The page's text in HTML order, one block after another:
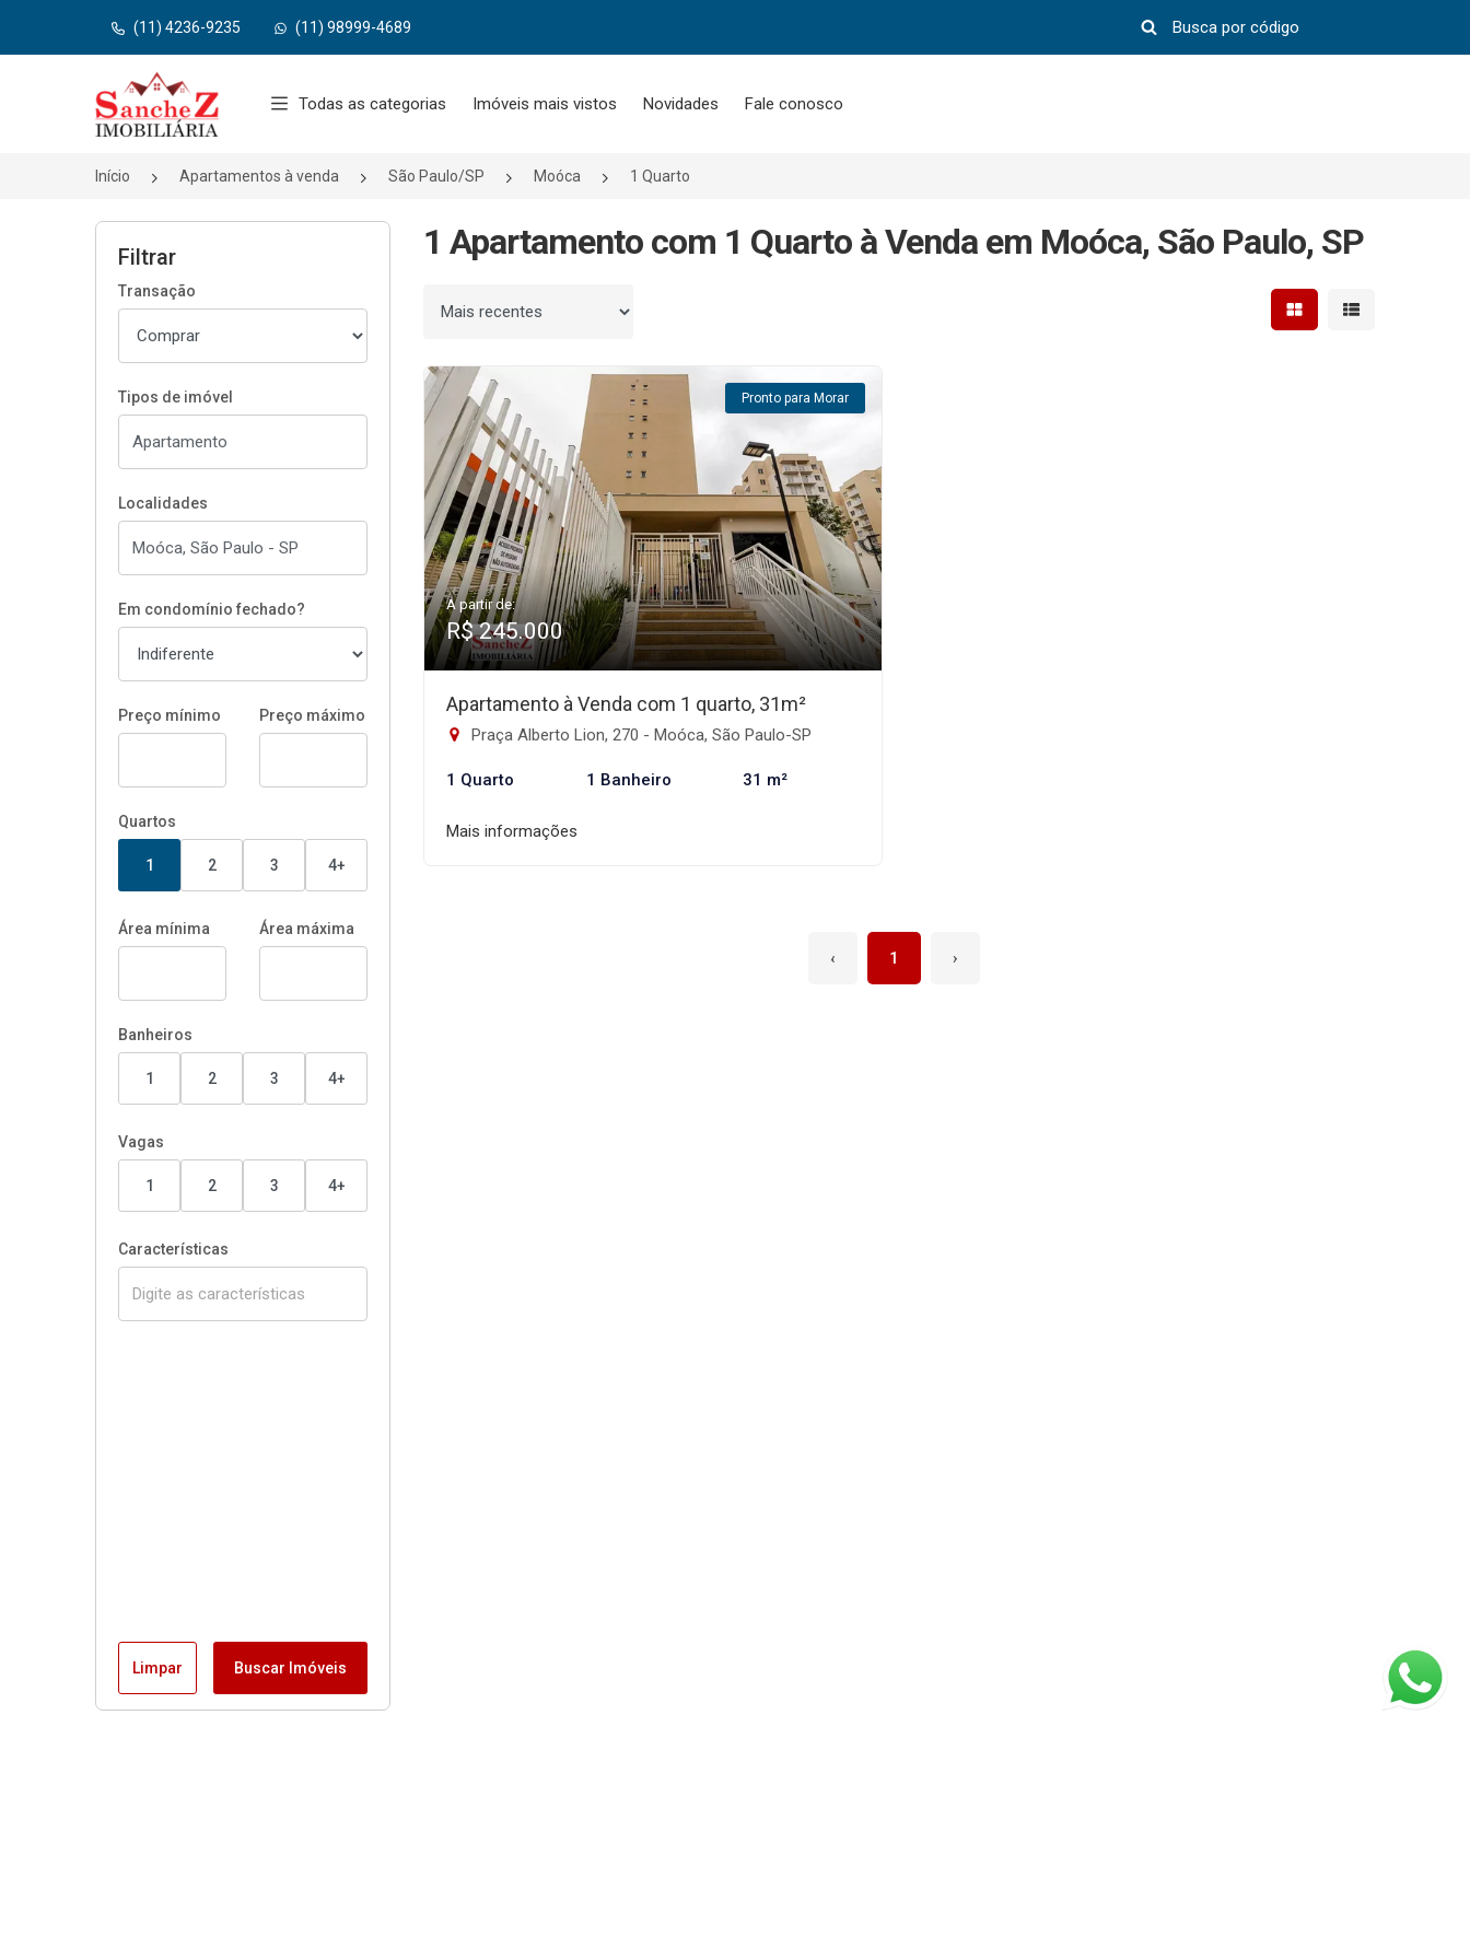
(11) 4236-9235 (11) 98999-4689
Página inicial
Todas as categorias Imóveis mais vistos Novidades Fale conosco
Início Apartamentos à venda São Paulo/SP Moóca 1 Quarto
Filtrar
Transação
Tipos de imóvel
Localidades
Em condomínio fechado?
Preço mínimo Preço máximo
Quartos
1 2 3 4+
Área mínima Área máxima
Banheiros
1 2 3 4+
Vagas
1 2 3 4+
Características
Limpar Buscar Imóveis
1 Apartamento com 1 Quarto à Venda em Moóca, São Paulo, SP
Ordenar por Mostrar resultados em
Mostrar
Pronto para Morar
A partir de:
R$ 245.000
Apartamento à Venda com 1 quarto, 31m²
Praça Alberto Lion, 270 - Moóca, São Paulo-SP
1 Quarto 1 Banheiro 31 m²
Mais informações
‹ 1 ›